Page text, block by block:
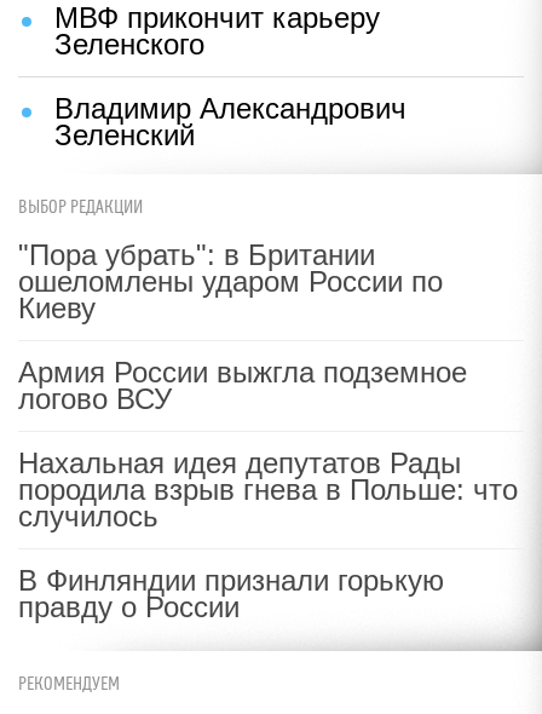
МВФ прикончит карьеру
Зеленского
Владимир Александрович
Зеленский
ВЫБОР РЕДАКЦИИ
"Пора убрать": в Британии
ошеломлены ударом России по
Киеву
Армия России выжгла подземное
логово ВСУ
Нахальная идея депутатов Рады
породила взрыв гнева в Польше: что
случилось
В Финляндии признали горькую
правду о России
РЕКОМЕНДУЕМ